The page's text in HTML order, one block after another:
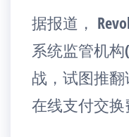
据报道，
系统监管机构
战，试图推
在线支付交